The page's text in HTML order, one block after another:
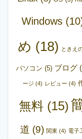
Windows
め (18) ときえ
パソコン (5) ブログ
ージ (4) レビュー (4)
無料(15)
道 (9) 関東(4) 電子